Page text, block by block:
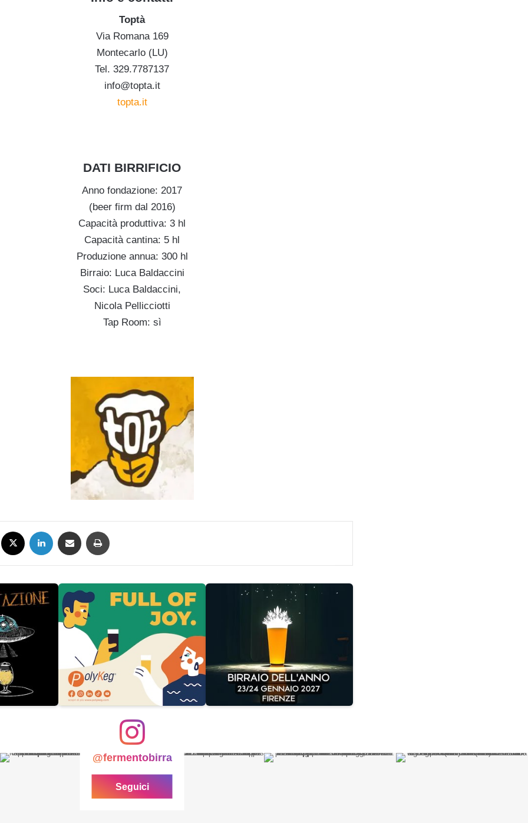
Toptà
Via Romana 169
Montecarlo (LU)
Tel. 329.7787137
info@topta.it
topta.it
DATI BIRRIFICIO
Anno fondazione: 2017
(beer firm dal 2016)
Capacità produttiva: 3 hl
Capacità cantina: 5 hl
Produzione annua: 300 hl
Birraio: Luca Baldaccini
Soci: Luca Baldaccini,
Nicola Pellicciotti
Tap Room: sì
LinkedIn Condividi via mail
@fermentobirra
Seguici